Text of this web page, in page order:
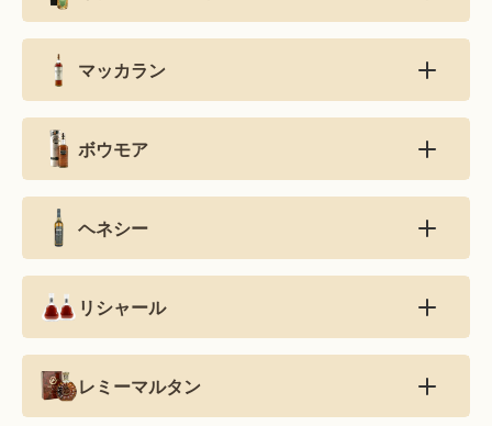
マッカラン
ボウモア
ヘネシー
リシャール
レミーマルタン